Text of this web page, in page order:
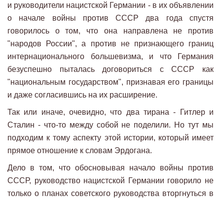
и руководители нацистской Германии - в их объявлении
о начале войны против СССР два года спустя
говорилось о том, что она направлена не против
"народов России", а против не признающего границ
интернационального большевизма, и что Германия
безуспешно пыталась договориться с СССР как
"национальным государством", признавая его границы
и даже согласившись на их расширение.
Так или иначе, очевидно, что два тирана - Гитлер и
Сталин - что-то между собой не поделили. Но тут мы
подходим к тому аспекту этой истории, который имеет
прямое отношение к словам Эрдогана.
Дело в том, что обосновывая начало войны против
СССР, руководство нацистской Германии говорило не
только о планах советского руководства вторгнуться в